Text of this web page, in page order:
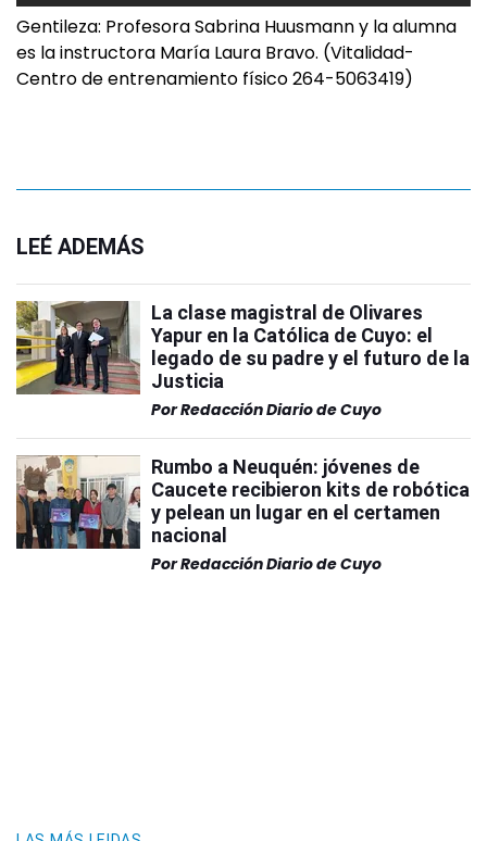
Gentileza: Profesora Sabrina Huusmann y la alumna
es la instructora María Laura Bravo. (Vitalidad-
Centro de entrenamiento físico 264-5063419)
LEÉ ADEMÁS
La clase magistral de Olivares
Yapur en la Católica de Cuyo: el
legado de su padre y el futuro de la
Justicia
PorRedacción Diario de Cuyo
Rumbo a Neuquén: jóvenes de
Caucete recibieron kits de robótica
y pelean un lugar en el certamen
nacional
PorRedacción Diario de Cuyo